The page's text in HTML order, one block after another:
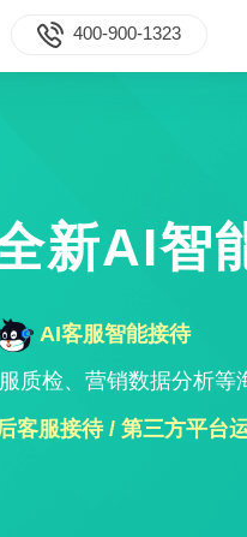
400-900-1323
新AI智
AI客服智能接待
质检、营销数据分析等
客服接待 / 第三方平台